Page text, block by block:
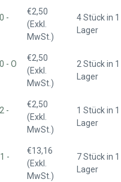
-
€2,50
(Exkl.
MwSt.)
4 Stück in 1
Lager
- O
€2,50
(Exkl.
MwSt.)
2 Stück in 1
Lager
-
€2,50
(Exkl.
MwSt.)
1 Stück in 1
Lager
-
€13,16
(Exkl.
MwSt.)
7 Stück in 1
Lager